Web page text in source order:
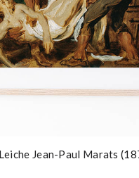
Jean-Paul Marats